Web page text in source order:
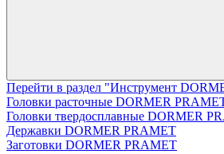
Перейти в раздел "Инструмент
Головки расточные DORMER
Головки твердосплавные DORMER
Державки DORMER PRAMET
Заготовки DORMER PRAMET